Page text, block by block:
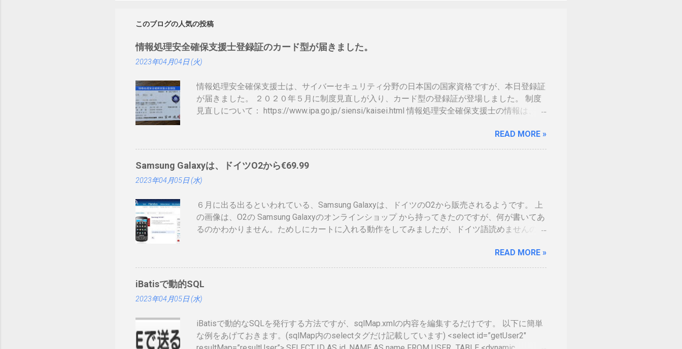
このブログの人気の投稿
情報処理安全確保支援士登録証のカード型が届きました。
2023年04月04日 (火)
情報処理安全確保支援士は、サイバーセキュリティ分野の日本国の国家資格ですが、本日登録証
が届きました。 ２０２０年５月に制度見直しが入り、カード型の登録証が登場しました。 制度
見直しについて： https://www.ipa.go.jp/siensi/kaisei.html 情報処理安全確保支援士の情報は、あ
証かな、年数によりグリーン、ブルー、ゴールドと色が変わるらしい。（ゴールドとか運転免許
みたい）、でもこれって、せっかく作ったのに、今のデジタル庁云々の話の流れで、マイナンバ
て： https://www.ipa.go.jp/siensi/toberiss/index.html ※生年月日の部分だけ加工しました。 ※登
録番号は、公開番号なので大丈夫です。 ※名前は、私の場合隠しても意味がないです 裏 「登録
構な金額がかかるので、講習等でお金を払うタイミングで、やめるかを決める事になるかと思い
ますが、カード返納するの忘れそう。 まとめ カードが届いて少し気分が上がりました。１枚の
カードでしかないですが、セキュリティ関係もう少しアクティブに動くかなという気持ちになり
きてますが、専業業務も少し出てきていますし、中の人も結構いろいろと頑張っているようで
す。私としては、これを持っていると、脆弱性チェックがしやすくなるように、不正アクセス禁
止法がある程度緩和されると良いのになと思ってます。 ふと気が付けば、ここにブログ記事を
Tweet
READ MORE »
Samsung Galaxyは、ドイツO2から€69.99
2023年04月05日 (水)
６月に出る出るといわれている、Samsung Galaxyは、ドイツのO2から販売されるようです。 上
の画像は、O2の Samsung Galaxyのオンラインショップ から持ってきたのですが、何が書いてあ
るのかわかりません。ためしにカートに入れる動作をしてみましたが、ドイツ語読めませんので
ソンからAndroid携帯が発売されるというのは大きな進展でデバイスの幅も広がるので大注目を
しています。 以下、おさらいとして、動画、資料等集めてみました。
READ MORE »
iBatisで動的SQL
2023年04月05日 (水)
iBatisで動的なSQLを発行する方法ですが、sqlMap.xmlの内容を編集するだけです。 以下に簡単
な例をあげておきます。(sqlMap内のselectタグだけ記載しています) <select id=”getUser2″